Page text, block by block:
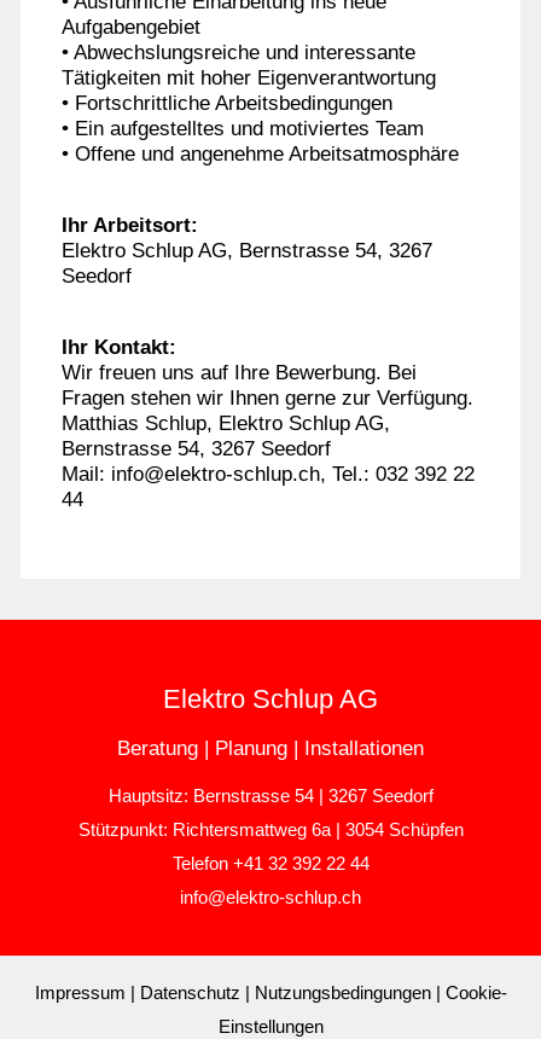
Aufgabengebiet
• Abwechslungsreiche und interessante
Tätigkeiten mit hoher Eigenverantwortung
• Fortschrittliche Arbeitsbedingungen
• Ein aufgestelltes und motiviertes Team
• Offene und angenehme Arbeitsatmosphäre
Ihr Arbeitsort:
Elektro Schlup AG, Bernstrasse 54, 3267
Seedorf
Ihr Kontakt:
Wir freuen uns auf Ihre Bewerbung. Bei
Fragen stehen wir Ihnen gerne zur Verfügung.
Matthias Schlup, Elektro Schlup AG,
Bernstrasse 54, 3267 Seedorf
Mail: info@elektro-schlup.ch, Tel.: 032 392 22
44
Elektro Schlup AG
Beratung | Planung | Installationen
Hauptsitz: Bernstrasse 54 | 3267 Seedorf
Stützpunkt: Richtersmattweg 6a | 3054 Schüpfen
Telefon +41 32 392 22 44
nf
l ktr -schl p ch
Impressum | Datenschutz | Nutzungsbedingungen| Cookie-
Einstellungen